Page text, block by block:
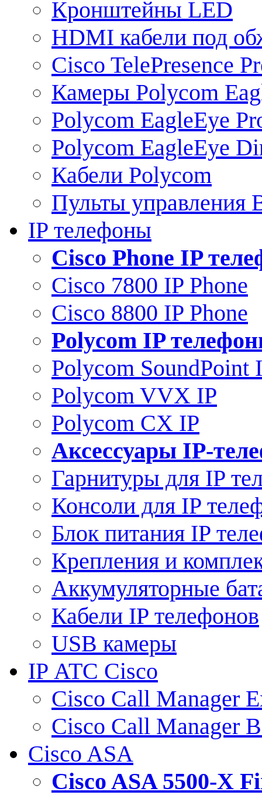
Кронштейны LED
HDMI кабели под
Cisco TelePresence
Камеры Polycom
Polycom EagleEye
Polycom EagleEye
Кабели Polycom
Пульты управления
IP телефоны
Сisco Phone IP
Cisco 7800 IP Phone
Cisco 8800 IP Phone
Polycom IP
Polycom SoundPoint
Polycom VVX IP
Polycom CX IP
Аксессуары IP-
Гарнитуры для IP
Консоли для IP
Блок питания IP
Крепления и
Аккумуляторные
Кабели IP телефонов
USB камеры
IP АТС Cisco
Cisco Call Manager
Cisco Call Manager
Cisco ASA
Cisco ASA 5500-X